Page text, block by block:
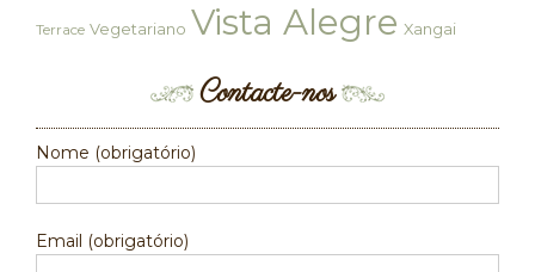
Terrace Vegetariano Vista Alegre Xangai
Contacte-nos
Nome (obrigatório)
Email (obrigatório)